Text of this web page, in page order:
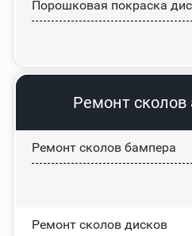
Порошковая покраска
Ремонт сколов
Ремонт сколов бампера
Ремонт сколов дисков